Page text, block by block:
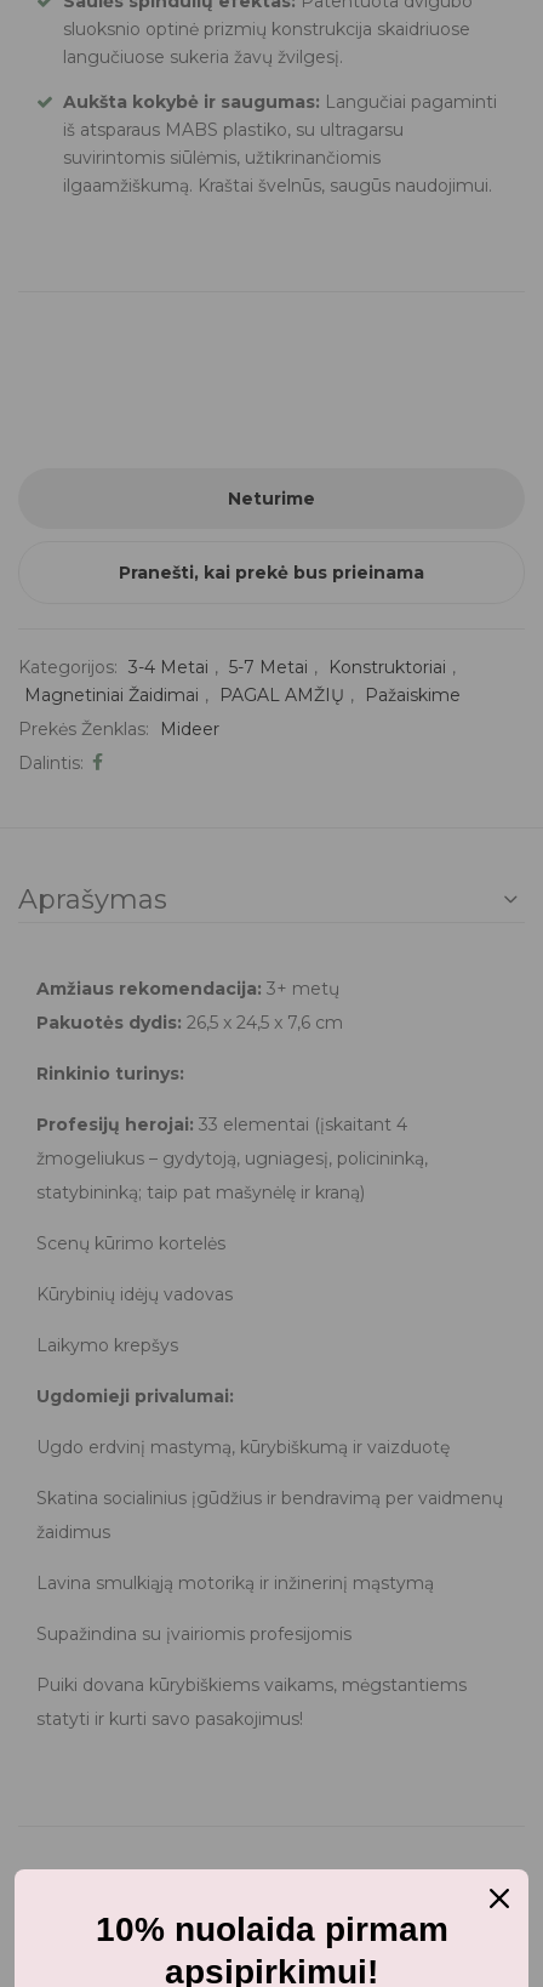
sluoksnio optinė prizmių konstrukcija skaidriuose
langučiuose sukeria žavų žvilgesį.
Aukšta kokybė ir saugumas: Langučiai pagaminti
iš atsparaus MABS plastiko, su ultragarsu
suvirintomis siūlėmis, užtikrinančiomis
ilgaamžiškumą. Kraštai švelnūs, saugūs naudojimui.
Neturime
Pranešti, kai prekė bus prieinama
Kategorijos: 3-4 Metai , 5-7 Metai , Konstruktoriai ,
Magnetiniai Žaidimai , PAGAL AMŽIŲ ,
Pažaiskime
Prekės Ženklas:
Mideer
Dalintis:
Aprašymas
Amžiaus rekomendacija: 3+ metų
Pakuotės dydis: 26,5 x 24,5 x 7,6 cm
Rinkinio turinys:
Profesijų herojai: 33 elementai (įskaitant 4
žmogeliukus – gydytoją, ugniagesį, policininką,
statybininką; taip pat mašynėlę ir kraną)
Scenų kūrimo kortelės
Kūrybinių idėjų vadovas
Laikymo krepšys
Ugdomieji privalumai:
Ugdo erdvinį mastymą, kūrybiškumą ir vaizduotę
Skatina socialinius įgūdžius ir bendravimą per vaidmenų
žaidimus
Lavina smulkiąją motoriką ir inžinerinį mąstymą
Supažindina su įvairiomis profesijomis
Puiki dovana kūrybiškiems vaikams, mėgstantiems
statyti ir kurti savo pasakojimus!
10% nuolaida pirmam
apsipirkimui!